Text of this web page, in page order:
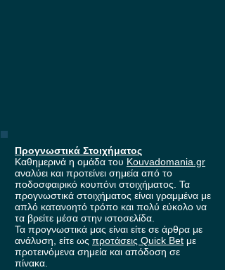
Προγνωστικά Στοιχήματος
Καθημερινά η ομάδα του Kouvadomania.gr
αναλύει και προτείνει σημεία από το
ποδοσφαιρικό κουπόνι στοιχήματος. Τα
προγνωστικά στοιχήματος είναι γραμμένα με
απλό κατανοητό τρόπο και πολύ εύκολο να
τα βρείτε μέσα στην ιστοσελίδα.
Τα προγνωστικά μας είναι είτε σε άρθρα με
ανάλυση, είτε ως προτάσεις Quick Bet με
προτεινόμενα σημεία και απόδοση σε
πίνακα.